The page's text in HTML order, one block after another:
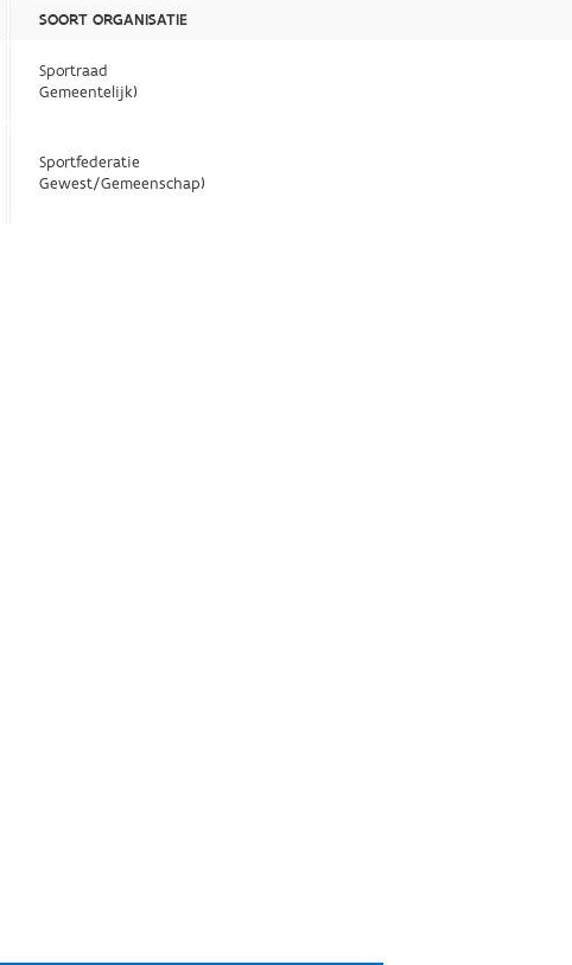
SOORT ORGANISATIE
Sportraad
Gemeentelijk)
Sportfederatie
Gewest/Gemeenschap)